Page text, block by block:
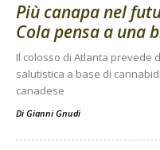
Più canapa nel
Cola pensa a una
Il colosso di Atlanta prevede
salutistica a base di
canadese
Di Gianni Gnudi